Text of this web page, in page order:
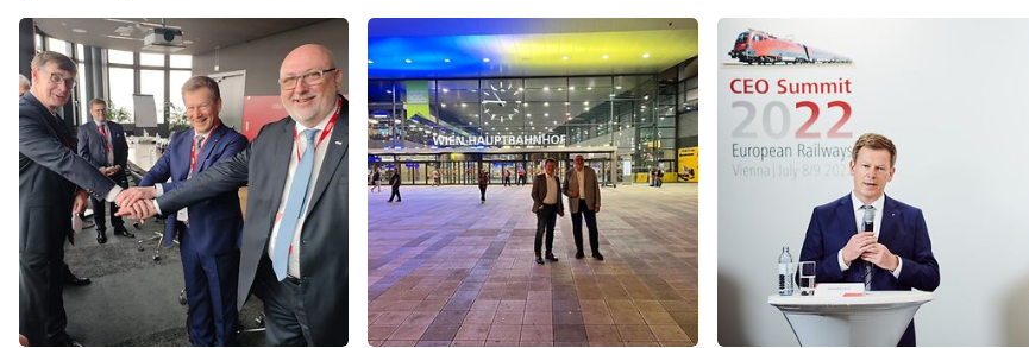
Klicken, um den folgenden Slider zu überspringen
Möchten Sie zu weitergeleitet werden?
Abbrechen